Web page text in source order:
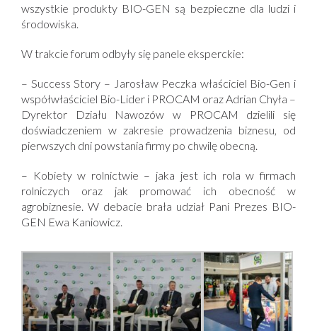
wszystkie produkty BIO-GEN są bezpieczne dla ludzi i
środowiska.
W trakcie forum odbyły się panele eksperckie:
– Success Story – Jarosław Peczka właściciel Bio-Gen i
współwłaściciel Bio-Lider i PROCAM oraz Adrian Chyła –
Dyrektor Działu Nawozów w PROCAM dzielili się
doświadczeniem w zakresie prowadzenia biznesu, od
pierwszych dni powstania firmy po chwilę obecną.
– Kobiety w rolnictwie – jaka jest ich rola w firmach
rolniczych oraz jak promować ich obecność w
agrobiznesie. W debacie brała udział Pani Prezes BIO-
GEN Ewa Kaniowicz.